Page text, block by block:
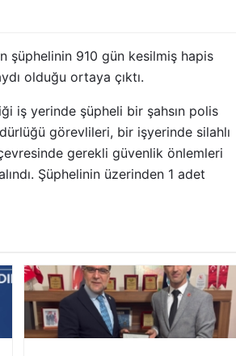
şüphelinin 910 gün kesilmiş hapis
olduğu ortaya çıktı.
iş yerinde şüpheli bir şahsın polis
görevlileri, bir işyerinde silahlı
gerekli güvenlik önlemleri
Şüphelinin üzerinden 1 adet